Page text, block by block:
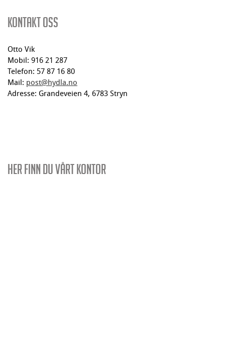
Kontakt oss
Otto Vik
Mobil: 916 21 287
Telefon: 57 87 16 80
Mail: post@hydla.no
Adresse: Grandeveien 4, 6783 Stryn
Her finn du vårt kontor